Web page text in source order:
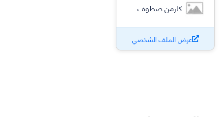
كارمن صطوف
عرض الملف الشخصي